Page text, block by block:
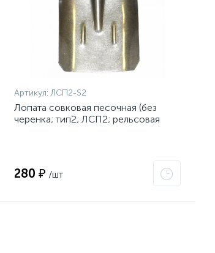
Артикул:ЛСП2-S2
Лопата совковая песочная (без
черенка; тип2; ЛСП2; рельсовая
280 ₽ /шт